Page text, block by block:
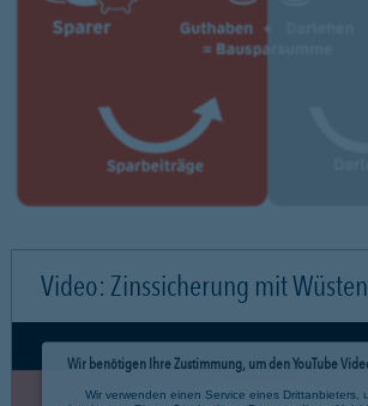
Video: Zinssicherung mit
Wir benötigen Ihre Zustimmung, um den YouTube
Wir verwenden einen Service eines Drittanbieters,